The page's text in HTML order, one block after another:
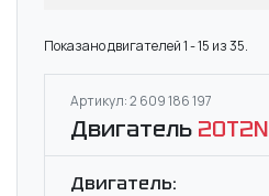
Показано двигателей 1 - 15 из 35.
Артикул: 2 609 186 197
Двигатель 20T2N
Двигатель: